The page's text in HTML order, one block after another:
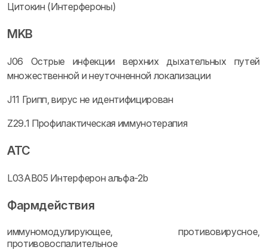
Цитокин (Интерфероны)
MKB
J06 Острые инфекции верхних дыхательных путей
множественной и неуточненной локализации
J11 Грипп, вирус не идентифицирован
Z29.1 Профилактическая иммунотерапия
ATC
L03AB05 Интерферон альфа-2b
Фармдействия
иммуномодулирующее, противовирусное,
противовоспалительное